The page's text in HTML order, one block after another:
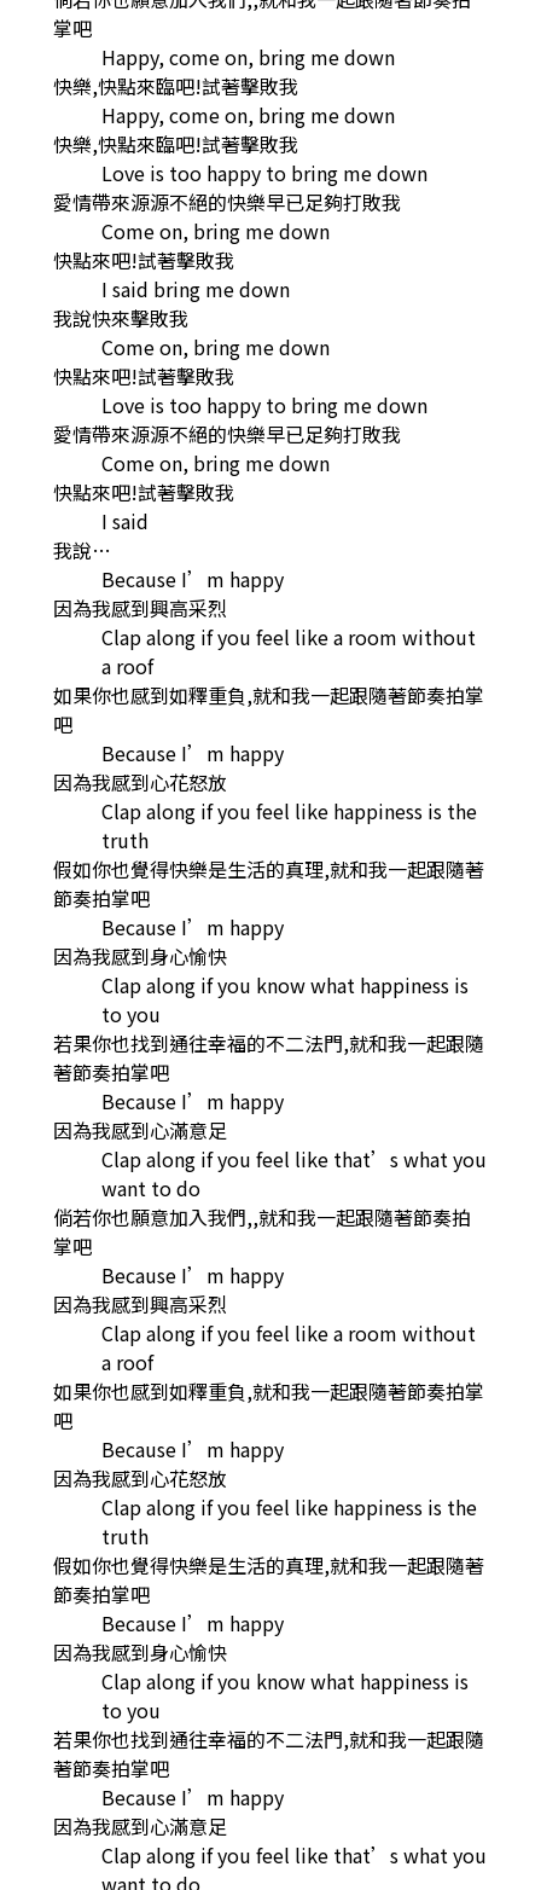
掌吧
Happy, come on, bring me down
快樂,快點來臨吧!試著擊敗我
Happy, come on, bring me down
快樂,快點來臨吧!試著擊敗我
Love is too happy to bring me down
愛情帶來源源不絕的快樂早已足夠打敗我
Come on, bring me down
快點來吧!試著擊敗我
I said bring me down
我說快來擊敗我
Come on, bring me down
快點來吧!試著擊敗我
Love is too happy to bring me down
愛情帶來源源不絕的快樂早已足夠打敗我
Come on, bring me down
快點來吧!試著擊敗我
I said
我說…
Because I’m happy
因為我感到興高采烈
Clap along if you feel like a room without
a roof
如果你也感到如釋重負,就和我一起跟隨著節奏拍掌
吧
Because I’m happy
因為我感到心花怒放
Clap along if you feel like happiness is the
truth
假如你也覺得快樂是生活的真理,就和我一起跟隨著
節奏拍掌吧
Because I’m happy
因為我感到身心愉快
Clap along if you know what happiness is
to you
若果你也找到通往幸福的不二法門,就和我一起跟隨
著節奏拍掌吧
Because I’m happy
因為我感到心滿意足
Clap along if you feel like that’s what you
want to do
倘若你也願意加入我們,,就和我一起跟隨著節奏拍
掌吧
Because I’m happy
因為我感到興高采烈
Clap along if you feel like a room without
a roof
如果你也感到如釋重負,就和我一起跟隨著節奏拍掌
吧
Because I’m happy
因為我感到心花怒放
Clap along if you feel like happiness is the
truth
假如你也覺得快樂是生活的真理,就和我一起跟隨著
節奏拍掌吧
Because I’m happy
因為我感到身心愉快
Clap along if you know what happiness is
to you
若果你也找到通往幸福的不二法門,就和我一起跟隨
著節奏拍掌吧
Because I’m happy
因為我感到心滿意足
Clap along if you feel like that’s what you
want to do